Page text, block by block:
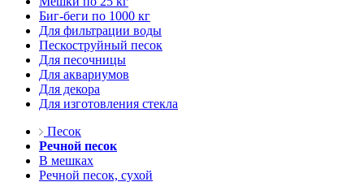
Биг-беги по 1000 кг
Для фильтрации воды
Пескоструйный песок
Для песочницы
Для аквариумов
Для декора
Для изготовления стекла
Песок
Речной песок
В мешках
Речной песок, сухой